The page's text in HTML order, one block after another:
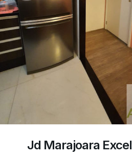
Jd Marajoara